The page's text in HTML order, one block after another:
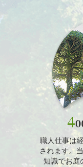
4
職人仕事は
されます。
知識でお庭